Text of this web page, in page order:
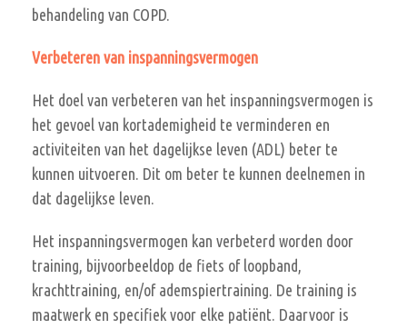
behandeling van COPD.
Verbeteren van inspanningsvermogen
Het doel van verbeteren van het inspanningsvermogen is
het gevoel van kortademigheid te verminderen en
activiteiten van het dagelijkse leven (ADL) beter te
kunnen uitvoeren. Dit om beter te kunnen deelnemen in
dat dagelijkse leven.
Het inspanningsvermogen kan verbeterd worden door
training, bijvoorbeeldop de fiets of loopband,
krachttraining, en/of ademspiertraining. De training is
maatwerk en specifiek voor elke patiënt. Daarvoor is